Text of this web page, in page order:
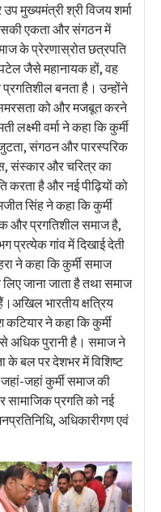
मुख्यमंत्री श्री विजय शर्मा
एकता और संगठन में
के प्रेरणास्रोत छत्रपति
जैसे महानायक हों, वह
बनता है। उन्होंने
को और मजबूत करने
लक्ष्मी वर्मा ने कहा कि कुर्मी
संगठन और पारस्परिक
संस्कार और चरित्र का
करता है और नई पीढ़ियों को
सिंह ने कहा कि कुर्मी
और प्रगतिशील समाज है,
गांव में दिखाई देती
ने कहा कि कुर्मी समाज
जाना जाता है तथा समाज
भारतीय क्षत्रिय
कटियार ने कहा कि कुर्मी
से अधिक पुरानी है। समाज ने
के बल पर देशभर में विशिष्ट
जहां कुर्मी समाज की
सामाजिक प्रगति को नई
अधिकारीगण एवं